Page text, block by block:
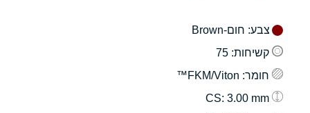
צבע: חום-Brown
קשיחות: 75
חומר: FKM/Viton™
: 3.00 mm